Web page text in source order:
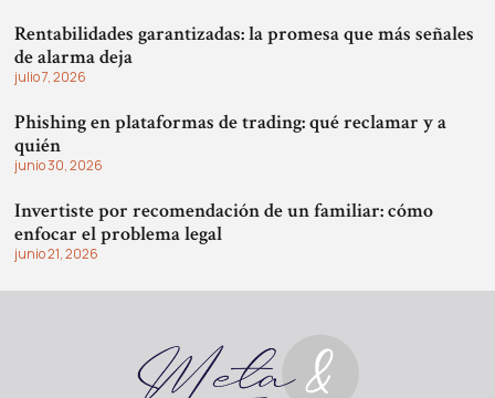
Rentabilidades garantizadas: la promesa que más señales
de alarma deja
julio 7, 2026
Phishing en plataformas de trading: qué reclamar y a
quién
junio 30, 2026
Invertiste por recomendación de un familiar: cómo
enfocar el problema legal
junio 21, 2026